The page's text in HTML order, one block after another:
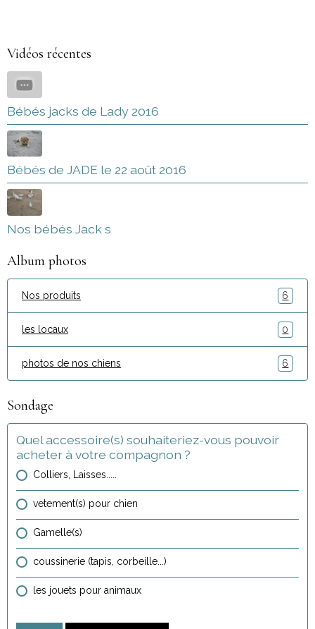
Vidéos récentes
Bébés jacks de Lady 2016
Bébés de JADE le 22 août 2016
Nos bébés Jack s
Album photos
Nos produits 6
les locaux 0
photos de nos chiens 6
Sondage
Quel accessoire(s) souhaiteriez-vous pouvoir
acheter à votre compagnon ?
Colliers, Laisses.....
vetement(s) pour chien
Gamelle(s)
coussinerie (tapis, corbeille...)
les jouets pour animaux